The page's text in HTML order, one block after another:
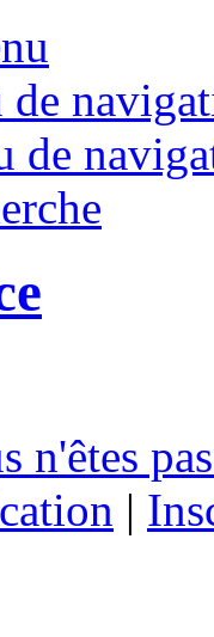
de
n'êtes
|